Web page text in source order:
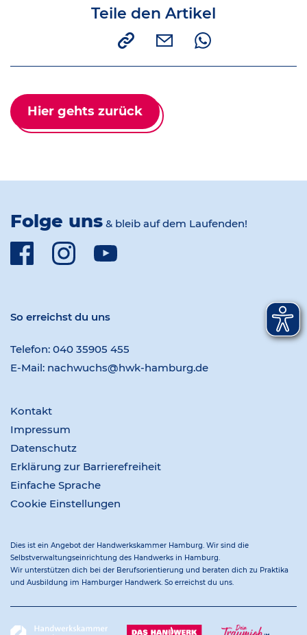
Teile den Artikel
Link E-Mail Whatsapp
Hier gehts zurück
Folge uns & bleib auf dem Laufenden!
FacebookInstagramYoutube
Kontakt
Impressum
Datenschutz
Erklärung zur Barrierefreiheit
Einfache Sprache
Cookie Einstellungen
So erreichst du uns
Telefon: 040 35905 455
E-Mail: nachwuchs@hwk-hamburg.de
Dies ist ein Angebot der Handwerkskammer Hamburg. Wir sind die
Selbstverwaltungseinrichtung des Handwerks in Hamburg.
Wir unterstützen dich bei der Berufsorientierung und beraten dich zu Praktika
und Ausbildung im Hamburger Handwerk. So erreichst du uns.